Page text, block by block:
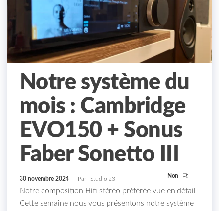
Notre système du
mois : Cambridge
EVO150 + Sonus
Faber Sonetto III
30 novembre 2024 Par Studio 23 Non
Notre composition Hifi stéréo préférée vue en détail
Cette semaine nous vous présentons notre système